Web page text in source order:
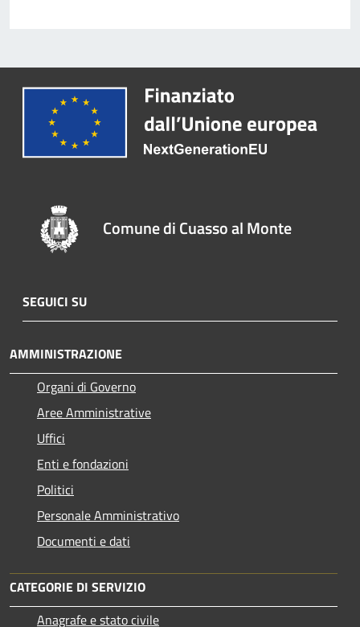
Comune di Cuasso al Monte
SEGUICI SU
AMMINISTRAZIONE
Organi di Governo
Aree Amministrative
Uffici
Enti e fondazioni
Politici
Personale Amministrativo
Documenti e dati
CATEGORIE DI SERVIZIO
Anagrafe e stato civile